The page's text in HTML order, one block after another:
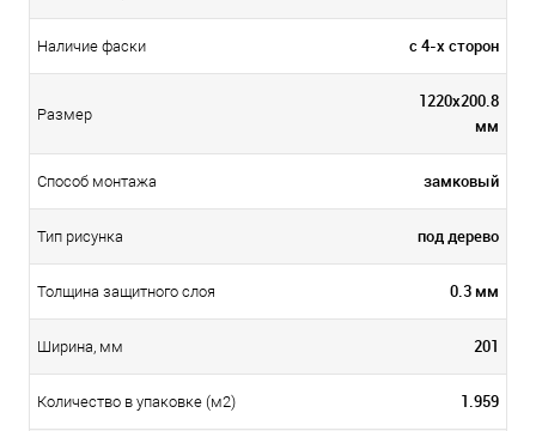
Наличие фаски с 4-х сторон
Размер
1220x200.8
мм
Способ монтажа замковый
Тип рисунка под дерево
Толщина защитного слоя 0.3 мм
Ширина, мм 201
Количество в упаковке (м2) 1.959